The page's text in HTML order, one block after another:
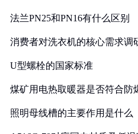
法兰PN25和PN16有什么区别
消费者对洗衣机的核心需求调
U型螺栓的国家标准
煤矿用电热取暖器是否符合防
照明母线槽的主要作用是什么